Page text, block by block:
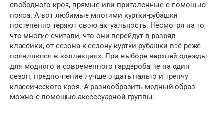
свободного кроя, прямые или приталенные с помощью
пояса. А вот любимые многими куртки-рубашки
постепенно теряют свою актуальность. Несмотря на то,
что многие считали, что они перейдут в разряд
классики, от сезона к сезону куртки-рубашки всё реже
появляются в коллекциях. При выборе верхней одежды
для модного и современного гардероба не на один
сезон, предпочтение лучше отдать пальто и тренчу
классического кроя. А разнообразить модный образ
можно с помощью аксессуарной группы.